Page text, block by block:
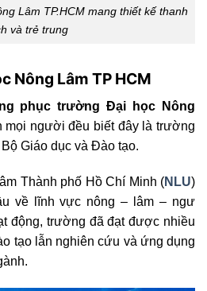
Lâm TP.HCM mang thiết kế thanh
và trẻ trung
Nông Lâm TP HCM
phục trường Đại học Nông
mọi người đều biết đây là trường
Giáo dục và Đào tạo.
Thành phố Hồ Chí Minh (NLU)
về lĩnh vực nông – lâm – ngư
động, trường đã đạt được nhiều
tạo lẫn nghiên cứu và ứng dụng